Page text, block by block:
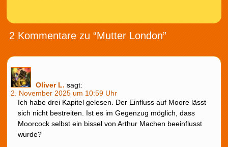
2 Kommentare zu “Mutter London”
Oliver L. sagt:
2. November 2025 um 10:59 Uhr
Ich habe drei Kapitel gelesen. Der Einfluss auf Moore lässt
sich nicht bestreiten. Ist es im Gegenzug möglich, dass
Moorcock selbst ein bissel von Arthur Machen beeinflusst
wurde?